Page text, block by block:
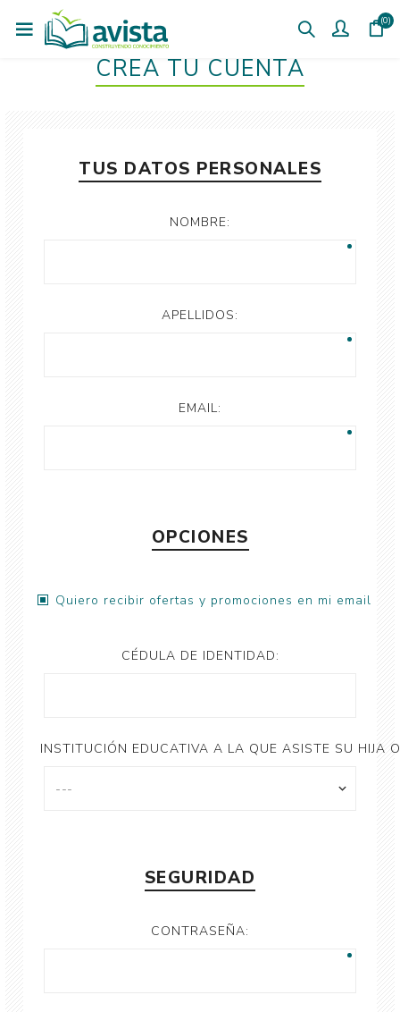
(0)
CREÁ TU CUENTA
TUS DATOS PERSONALES
NOMBRE:
APELLIDOS:
EMAIL:
OPCIONES
Quiero recibir ofertas y promociones en mi email
CÉDULA DE IDENTIDAD:
INSTITUCIÓN EDUCATIVA A LA QUE ASISTE SU HIJA
SEGURIDAD
CONTRASEÑA: